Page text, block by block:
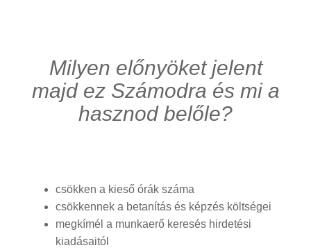
Milyen előnyöket jelent
majd ez Számodra és mi a
hasznod belőle?
csökken a kieső órák száma
csökkennek a betanítás és képzés költségei
megkímél a munkaerő keresés hirdetési
kiadásaitól